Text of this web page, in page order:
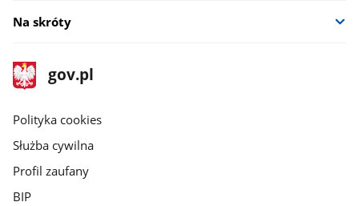
Na skróty
stopka
gov.pl
Strona
gov.pl
gov.pl
Polityka cookies
Służba cywilna
Profil zaufany
BIP